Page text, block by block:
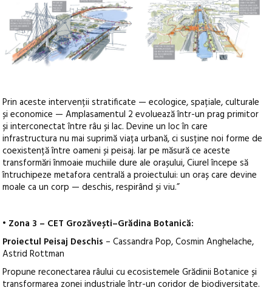
Prin aceste intervenții stratificate — ecologice, spațiale, culturale
și economice — Amplasamentul 2 evoluează într-un prag primitor
și interconectat între râu și lac. Devine un loc în care
infrastructura nu mai suprimă viața urbană, ci susține noi forme de
coexistență între oameni și peisaj. Iar pe măsură ce aceste
transformări înmoaie muchiile dure ale orașului, Ciurel începe să
întruchipeze metafora centrală a proiectului: un oraș care devine
moale ca un corp — deschis, respirând și viu.”
• Zona 3 – CET Grozăvești–Grădina Botanică:
Proiectul Peisaj Deschis – Cassandra Pop, Cosmin Anghelache,
Astrid Rottman
Propune reconectarea râului cu ecosistemele Grădinii Botanice și
transformarea zonei industriale într-un coridor de biodiversitate.